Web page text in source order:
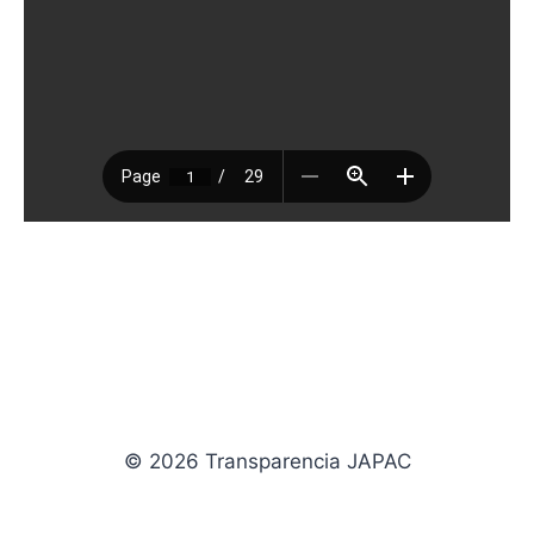
© 2026 Transparencia JAPAC